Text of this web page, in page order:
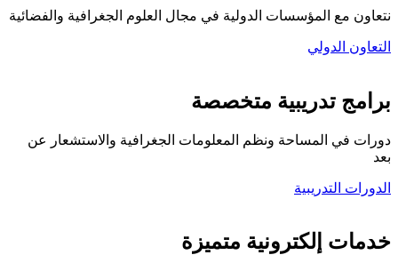
نتعاون مع المؤسسات الدولية في مجال العلوم الجغرافية والفضائية
التعاون الدولي
برامج تدريبية متخصصة
دورات في المساحة ونظم المعلومات الجغرافية والاستشعار عن
بعد
الدورات التدريبية
خدمات إلكترونية متميزة